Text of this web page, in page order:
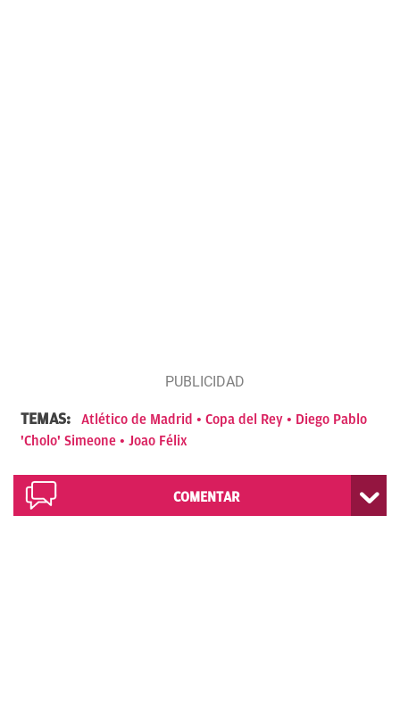
TEMAS: Atlético de Madrid Copa del Rey
Diego Pablo
'Cholo' Simeone
Joao Félix
COMENTAR